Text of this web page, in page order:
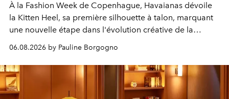
À la Fashion Week de Copenhague, Havaianas dévoile
la Kitten Heel, sa première silhouette à talon, marquant
une nouvelle étape dans l'évolution créative de la
06.08.2026 by Pauline Borgogno